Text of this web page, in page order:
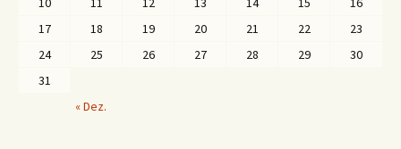
17
18 19 20 21 22
23
24
25 26 27 28 29
30
31
« Dez.